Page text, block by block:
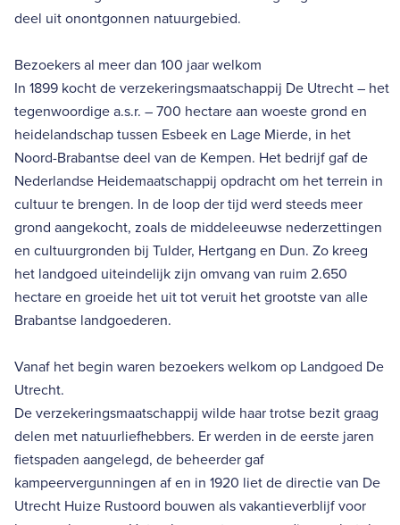
deel uit onontgonnen natuurgebied.
Bezoekers al meer dan 100 jaar welkom
In 1899 kocht de verzekeringsmaatschappij De Utrecht – het
tegenwoordige a.s.r. – 700 hectare aan woeste grond en
heidelandschap tussen Esbeek en Lage Mierde, in het
Noord-Brabantse deel van de Kempen. Het bedrijf gaf de
Nederlandse Heidemaatschappij opdracht om het terrein in
cultuur te brengen. In de loop der tijd werd steeds meer
grond aangekocht, zoals de middeleeuwse nederzettingen
en cultuurgronden bij Tulder, Hertgang en Dun. Zo kreeg
het landgoed uiteindelijk zijn omvang van ruim 2.650
hectare en groeide het uit tot veruit het grootste van alle
Brabantse landgoederen.
Vanaf het begin waren bezoekers welkom op Landgoed De
Utrecht.
De verzekeringsmaatschappij wilde haar trotse bezit graag
delen met natuurliefhebbers. Er werden in de eerste jaren
fietspaden aangelegd, de beheerder gaf
kampeervergunningen af en in 1920 liet de directie van De
Utrecht Huize Rustoord bouwen als vakantieverblijf voor